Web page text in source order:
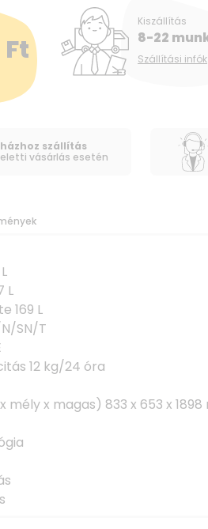
Ft
Kiszállítás
8-22
Szállítási infók
szállítás
vásárlás esetén
L
169 L
SN/T
12 kg/24 óra
mély x magas) 833 x 653 x 1898